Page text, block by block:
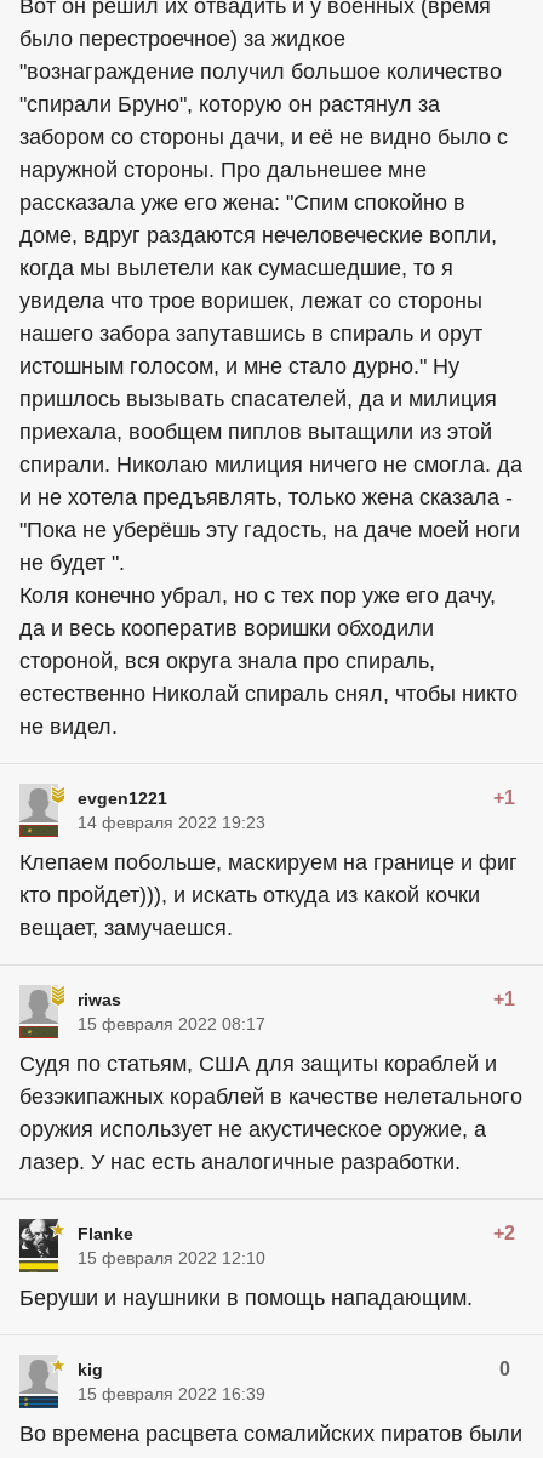
Вот он решил их отвадить и у военных (время
было перестроечное) за жидкое
"вознаграждение получил большое количество
"спирали Бруно", которую он растянул за
забором со стороны дачи, и её не видно было с
наружной стороны. Про дальнешее мне
рассказала уже его жена: "Спим спокойно в
доме, вдруг раздаются нечеловеческие вопли,
когда мы вылетели как сумасшедшие, то я
увидела что трое воришек, лежат со стороны
нашего забора запутавшись в спираль и орут
истошным голосом, и мне стало дурно." Ну
пришлось вызывать спасателей, да и милиция
приехала, вообщем пиплов вытащили из этой
спирали. Николаю милиция ничего не смогла. да
и не хотела предъявлять, только жена сказала -
"Пока не уберёшь эту гадость, на даче моей ноги
не будет ".
Коля конечно убрал, но с тех пор уже его дачу,
да и весь кооператив воришки обходили
стороной, вся округа знала про спираль,
естественно Николай спираль снял, чтобы никто
не видел.
evgen1221 +1
14 февраля 2022 19:23
Клепаем побольше, маскируем на границе и фиг
кто пройдет))), и искать откуда из какой кочки
вещает, замучаешся.
riwas +1
15 февраля 2022 08:17
Судя по статьям, США для защиты кораблей и
безэкипажных кораблей в качестве нелетального
оружия использует не акустическое оружие, а
лазер. У нас есть аналогичные разработки.
Flanke +2
15 февраля 2022 12:10
Беруши и наушники в помощь нападающим.
kig 0
15 февраля 2022 16:39
Во времена расцвета сомалийских пиратов были